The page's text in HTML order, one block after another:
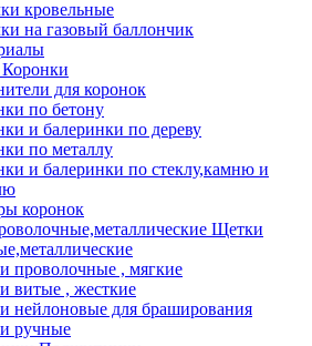
кровельные
на газовый баллончик
Коронки
для коронок
по бетону
и балеринки по дереву
по металлу
и балеринки по стеклу,камню и
коронок
Щетки
проволочные , мягкие
витые , жесткие
нейлоновые для браширования
ручные